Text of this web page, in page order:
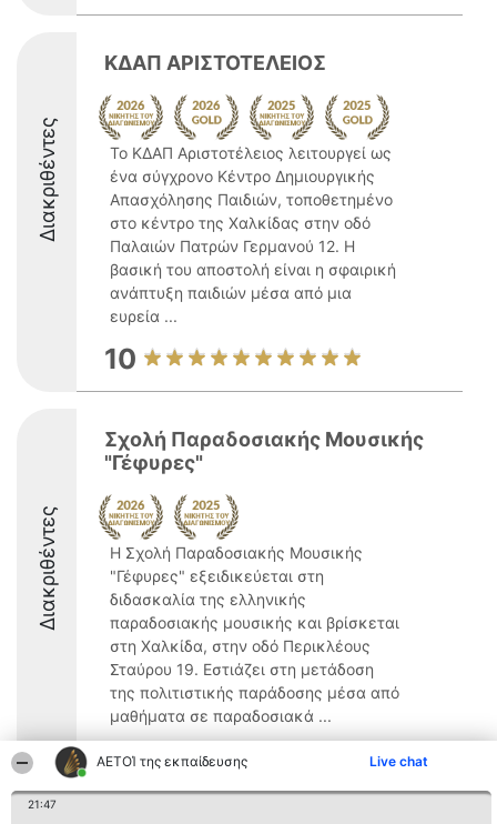
ΑΕΤΟΊ της εκπαίδευσης Live chat
21:47
Διακριθέντες
ΚΔΑΠ ΑΡΙΣΤΟΤΕΛΕΙΟΣ
Το ΚΔΑΠ Αριστοτέλειος λειτουργεί ως
ένα σύγχρονο Κέντρο Δημιουργικής
Απασχόλησης Παιδιών, τοποθετημένο
στο κέντρο της Χαλκίδας στην οδό
Παλαιών Πατρών Γερμανού 12. Η
βασική του αποστολή είναι η σφαιρική
ανάπτυξη παιδιών μέσα από μια
ευρεία ...
10
Διακριθέντες
Σχολή Παραδοσιακής Μουσικής
"Γέφυρες"
Η Σχολή Παραδοσιακής Μουσικής
"Γέφυρες" εξειδικεύεται στη
διδασκαλία της ελληνικής
παραδοσιακής μουσικής και βρίσκεται
στη Χαλκίδα, στην οδό Περικλέους
Σταύρου 19. Εστιάζει στη μετάδοση
της πολιτιστικής παράδοσης μέσα από
μαθήματα σε παραδοσιακά ...
8.6